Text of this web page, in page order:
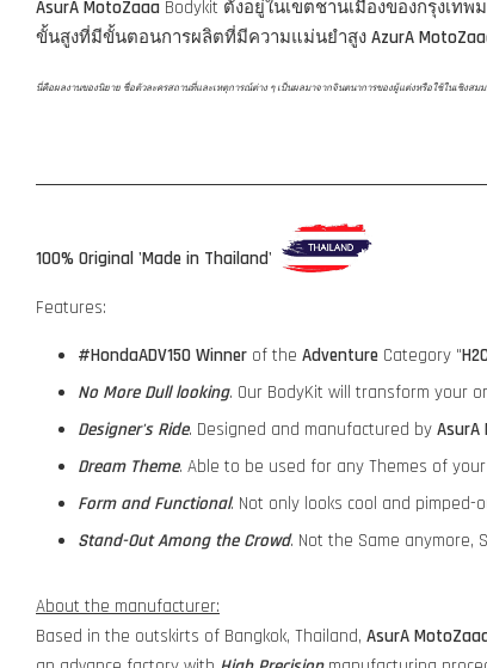
AsurA MotoZaaa Bodykit ตั้งอยู่ในเขตชานเมืองของกรุงเ
ขั้นสูงที่มีขั้นตอนการผลิตที่มีความแม่นยำสูง AzurA
นี่คือผลงานของนิยาย ชื่อตัวละครสถานที่และเหตุการณ์ต่าง ๆ เป็นผลมาจากจินตนาการของผู้แต่งหรือใช้ในเชิ
100% Original 'Made in Thailand'
Features:
#HondaADV150 Winner of the Adventure Category "
No More Dull looking. Our BodyKit will transform your
Designer's Ride. Designed and manufactured by AsurA
Dream Theme. Able to be used for any Themes of
Form and Functional. Not only looks cool and pimped-
Stand-Out Among the Crowd. Not the Same anymore,
About the manufacturer:
Based in the outskirts of Bangkok, Thailand, AsurA